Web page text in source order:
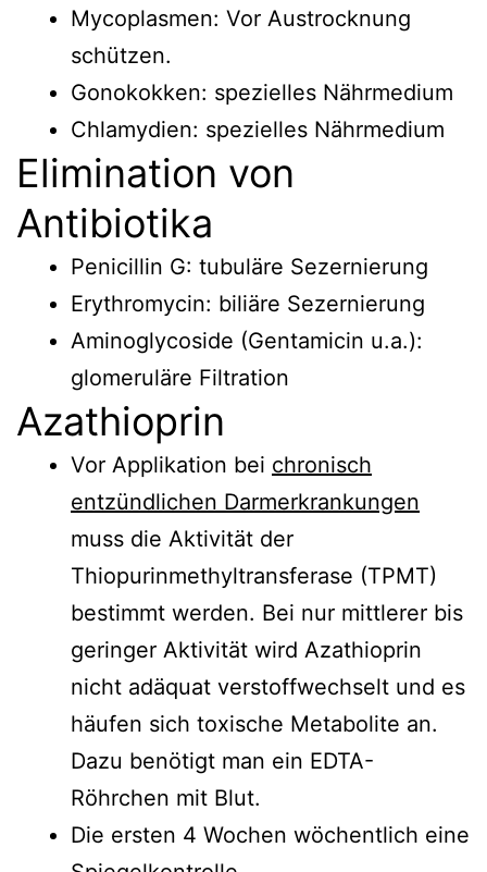
Mycoplasmen: Vor Austrocknung
schützen.
Gonokokken: spezielles Nährmedium
Chlamydien: spezielles Nährmedium
Elimination von
Antibiotika
Penicillin G: tubuläre Sezernierung
Erythromycin: biliäre Sezernierung
Aminoglycoside (Gentamicin u.a.):
glomeruläre Filtration
Azathioprin
Vor Applikation bei chronisch
entzündlichen Darmerkrankungen
muss die Aktivität der
Thiopurinmethyltransferase (TPMT)
bestimmt werden. Bei nur mittlerer bis
geringer Aktivität wird Azathioprin
nicht adäquat verstoffwechselt und es
häufen sich toxische Metabolite an.
Dazu benötigt man ein EDTA-
Röhrchen mit Blut.
Die ersten 4 Wochen wöchentlich eine